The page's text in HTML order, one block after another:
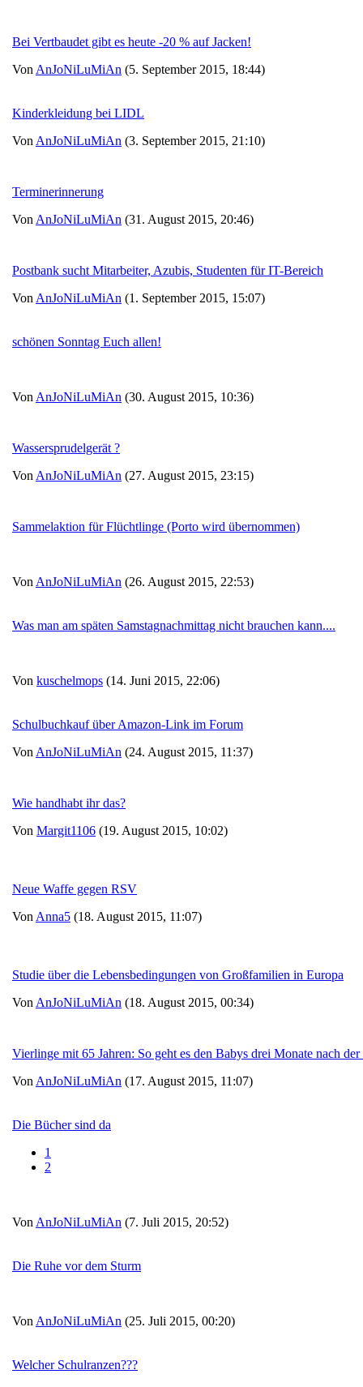
Bei Vertbaudet gibt es heute -20 % auf Jacken!
Von AnJoNiLuMiAn (5. September 2015, 18:44)
Kinderkleidung bei LIDL
Von AnJoNiLuMiAn (3. September 2015, 21:10)
Terminerinnerung
Von AnJoNiLuMiAn (31. August 2015, 20:46)
Postbank sucht Mitarbeiter, Azubis, Studenten für IT-Bereich
Von AnJoNiLuMiAn (1. September 2015, 15:07)
schönen Sonntag Euch allen!
Von AnJoNiLuMiAn (30. August 2015, 10:36)
Wassersprudelgerät ?
Von AnJoNiLuMiAn (27. August 2015, 23:15)
Sammelaktion für Flüchtlinge (Porto wird übernommen)
Von AnJoNiLuMiAn (26. August 2015, 22:53)
Was man am späten Samstagnachmittag nicht brauchen kann....
Von kuschelmops (14. Juni 2015, 22:06)
Schulbuchkauf über Amazon-Link im Forum
Von AnJoNiLuMiAn (24. August 2015, 11:37)
Wie handhabt ihr das?
Von Margit1106 (19. August 2015, 10:02)
Neue Waffe gegen RSV
Von Anna5 (18. August 2015, 11:07)
Studie über die Lebensbedingungen von Großfamilien in Europa
Von AnJoNiLuMiAn (18. August 2015, 00:34)
Vierlinge mit 65 Jahren: So geht es den Babys drei Monate nach
Von AnJoNiLuMiAn (17. August 2015, 11:07)
Die Bücher sind da
1
2
Von AnJoNiLuMiAn (7. Juli 2015, 20:52)
Die Ruhe vor dem Sturm
Von AnJoNiLuMiAn (25. Juli 2015, 00:20)
Welcher Schulranzen???